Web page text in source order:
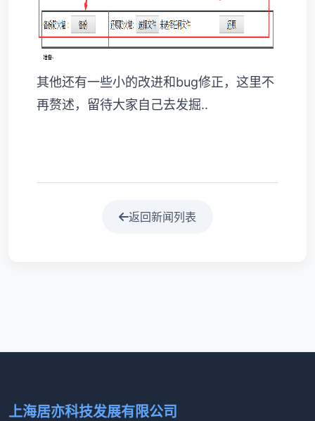
其他还有一些小的改进和bug修正，这里不
再赘述，留待大家自己去发掘..
返回新闻列表
上海居亦科技发展有限公司